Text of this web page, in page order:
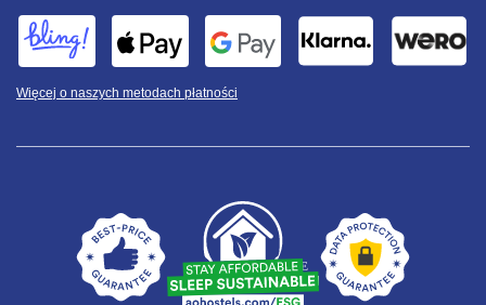
Więcej o naszych metodach płatności